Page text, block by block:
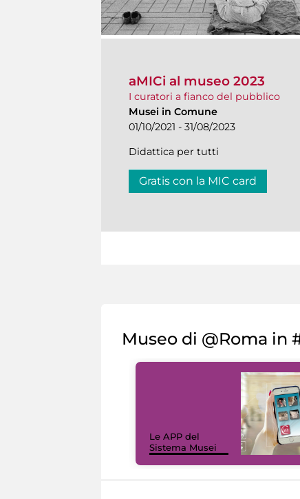
aMICi al museo 2023
I curatori a fianco del pubblico
Musei in Comune
01/10/2021 - 31/08/2023
Didattica per tutti
Gratis con la MIC card
Museo di @Roma in
Le APP del
Sistema Musei